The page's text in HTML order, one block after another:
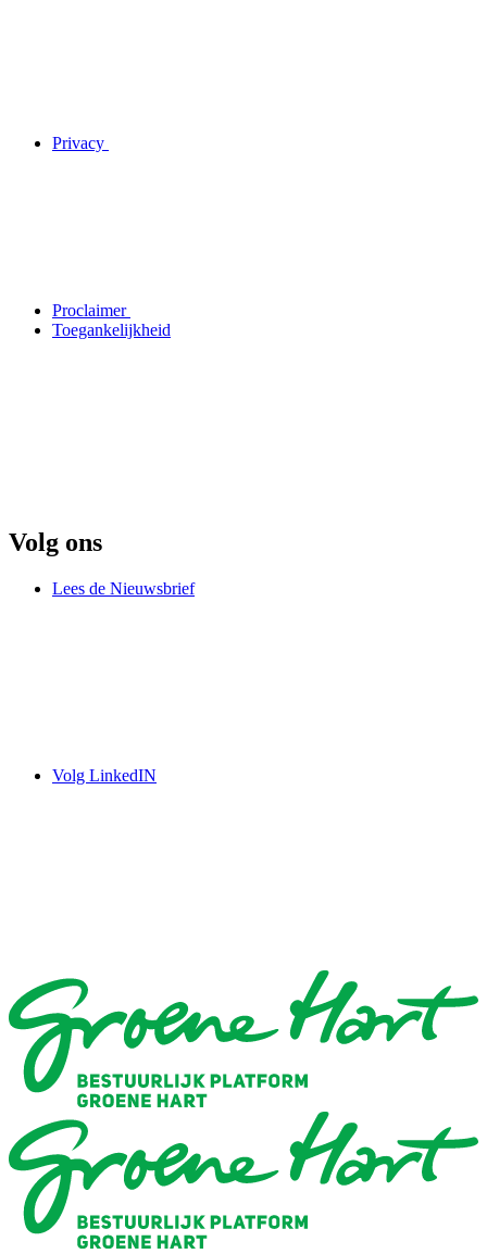
Privacy
Proclaimer
Toegankelijkheid
Volg ons
Lees de Nieuwsbrief
Volg LinkedIN